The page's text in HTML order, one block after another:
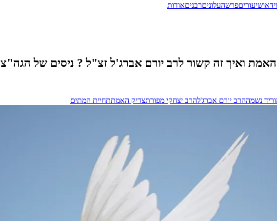
וידאושיעוריםפרשהעלוניםרבניםאודות
ואיך זה קשור לרב יורם אברג'ל זצ"ל ? ניסים של הגה"צ
נשמההרב יורם אברג'להרב יצחקי מפורתצדיק האמתתחיית המתים